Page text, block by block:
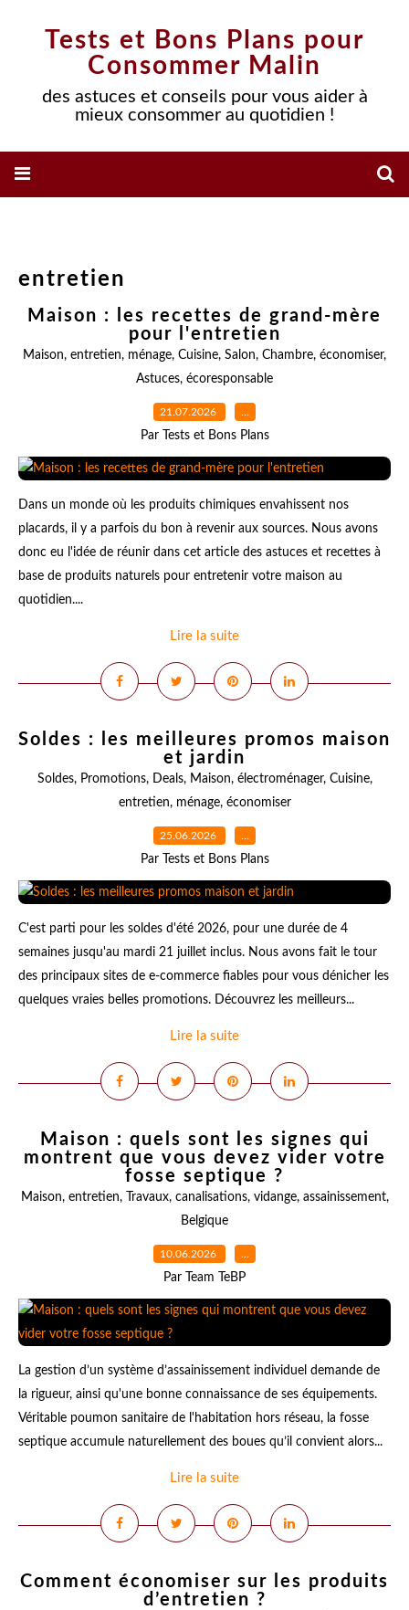
Tests et Bons Plans pour
Consommer Malin
des astuces et conseils pour vous aider à
mieux consommer au quotidien !
entretien
Maison : les recettes de grand-mère
pour l'entretien
Maison, entretien, ménage, Cuisine, Salon, Chambre, économiser,
Astuces, écoresponsable
21.07.2026 …
Par Tests et Bons Plans
Dans un monde où les produits chimiques envahissent nos
placards, il y a parfois du bon à revenir aux sources. Nous avons
donc eu l'idée de réunir dans cet article des astuces et recettes à
base de produits naturels pour entretenir votre maison au
quotidien....
Lire la suite
Soldes : les meilleures promos maison
et jardin
Soldes, Promotions, Deals, Maison, électroménager, Cuisine,
entretien, ménage, économiser
25.06.2026 …
Par Tests et Bons Plans
C'est parti pour les soldes d'été 2026, pour une durée de 4
semaines jusqu'au mardi 21 juillet inclus. Nous avons fait le tour
des principaux sites de e-commerce fiables pour vous dénicher les
quelques vraies belles promotions. Découvrez les meilleurs...
Lire la suite
Maison : quels sont les signes qui
montrent que vous devez vider votre
fosse septique ?
Maison, entretien, Travaux, canalisations, vidange, assainissement,
Belgique
10.06.2026 …
Par Team TeBP
La gestion d’un système d’assainissement individuel demande de
la rigueur, ainsi qu'une bonne connaissance de ses équipements.
Véritable poumon sanitaire de l'habitation hors réseau, la fosse
septique accumule naturellement des boues qu’il convient alors...
Lire la suite
Comment économiser sur les produits
d’entretien ?